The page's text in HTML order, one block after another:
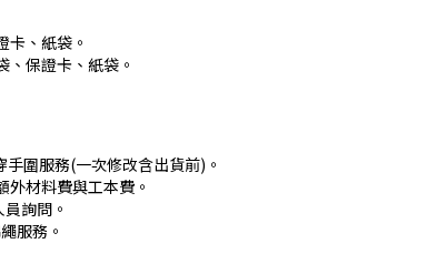
、紙袋。
保證卡、紙袋。
圍服務(一次修改含出貨前)。
材料費與工本費。
詢問。
服務。